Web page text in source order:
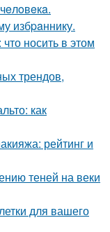
избpaннику.
носить в этом
трендов,
как
рейтинг и
теней на веки
для вашего